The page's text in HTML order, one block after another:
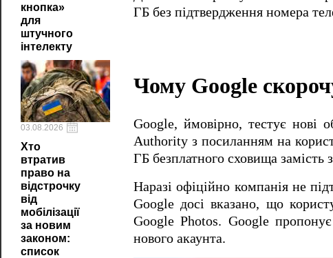
кнопка»
для
штучного
інтелекту
03.08.2026
Хто
втратив
право на
відстрочку
від
мобілізації
за новим
законом:
список
ГБ без підтвердження номера
Чому Google
Google, ймовірно, тестує нові
Authority з посиланням на
ГБ безплатного сховища замість
Наразі офіційно компанія не
Google досі вказано, що
Google Photos. Google
нового акаунта.